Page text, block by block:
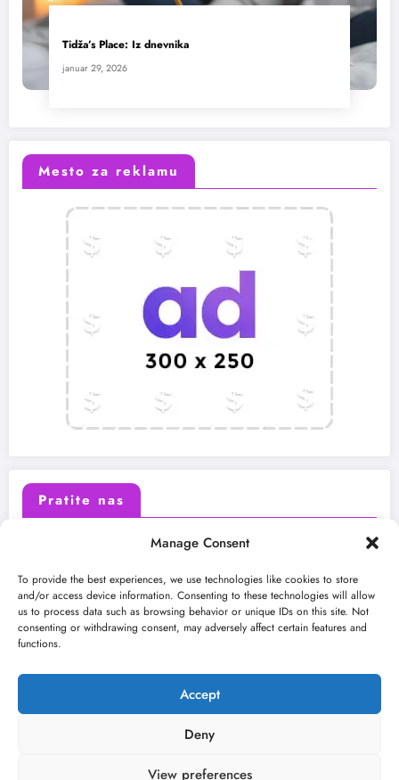
Manage Consent
To provide the best experiences, we use technologies like cookies to store
and/or access device information. Consenting to these technologies will allow
us to process data such as browsing behavior or unique IDs on this site. Not
consenting or withdrawing consent, may adversely affect certain features and
functions.
Accept
Deny
View preferences
Tidža’s Place: Iz dnevnika
januar 29, 2026
Mesto za reklamu
Pratite nas
Instagram Youtube